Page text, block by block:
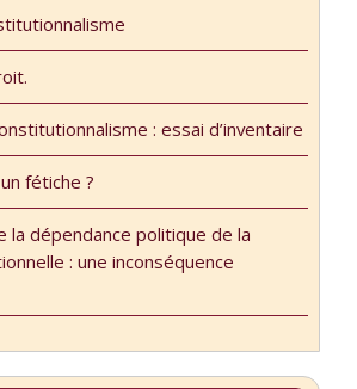
social,
le
2018, avec
Weill, sociologue,
Maître de
conférences à
Occidentale
(thématique et
2018 ici)
: essai d’inventaire
fétiche ?
la dépendance politique de la
: une inconséquence